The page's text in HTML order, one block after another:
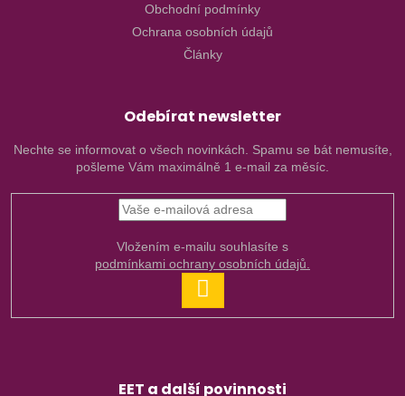
Obchodní podmínky
Ochrana osobních údajů
Články
Odebírat newsletter
Nechte se informovat o všech novinkách. Spamu se bát nemusíte,
pošleme Vám maximálně 1 e-mail za měsíc.
podmínkami ochrany osobních údajů.
SE
EET a další povinnosti